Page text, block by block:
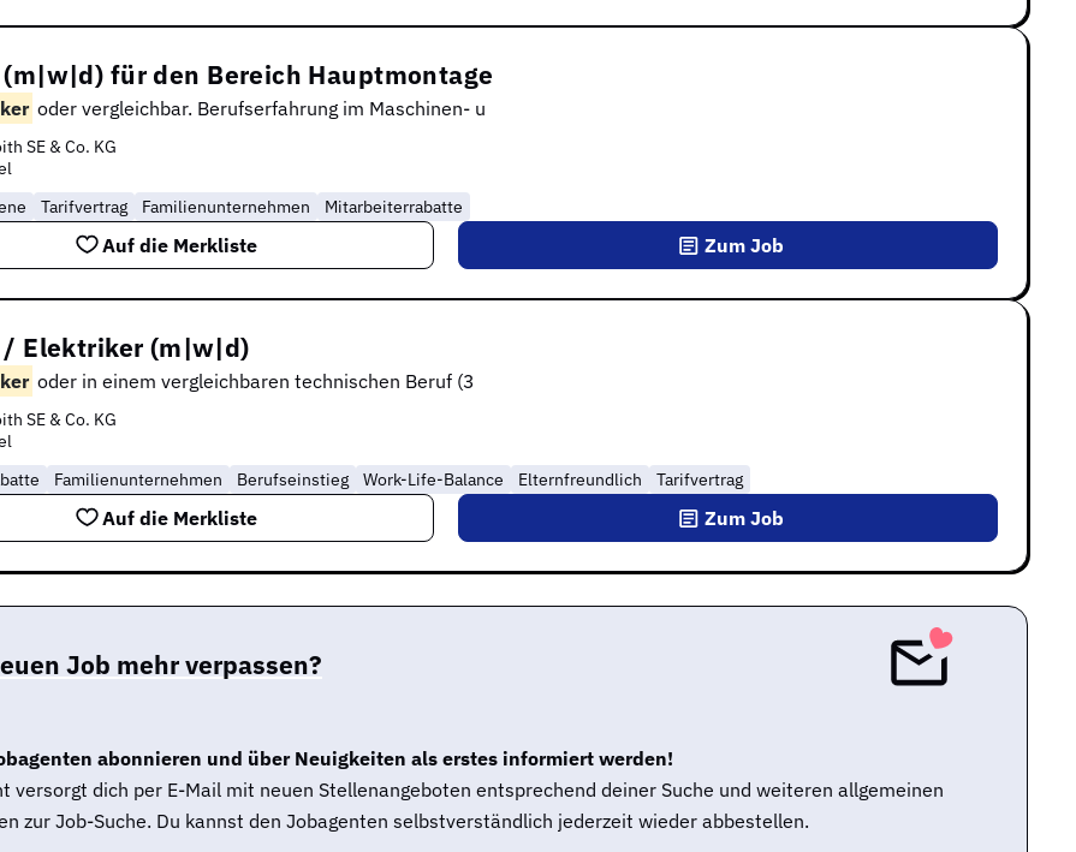
für den Bereich Hauptmontage
oder vergleichbar. Berufserfahrung im Maschinen- u
SE & Co. KG
Tarifvertrag Familienunternehmen Mitarbeiterrabatte
Auf die Merkliste Zum Job
/ Elektriker (m|w|d)
oder in einem vergleichbaren technischen Beruf (3
SE & Co. KG
Familienunternehmen Berufseinstieg Work-Life-Balance Elternfreundlich Tarifvertrag
Auf die Merkliste Zum Job
Job mehr verpassen?
abonnieren und über Neuigkeiten als erstes informiert werden!
versorgt dich per E-Mail mit neuen Stellenangeboten entsprechend deiner Suche und weiteren allgemeinen
zur Job-Suche. Du kannst den Jobagenten selbstverständlich jederzeit wieder abbestellen.